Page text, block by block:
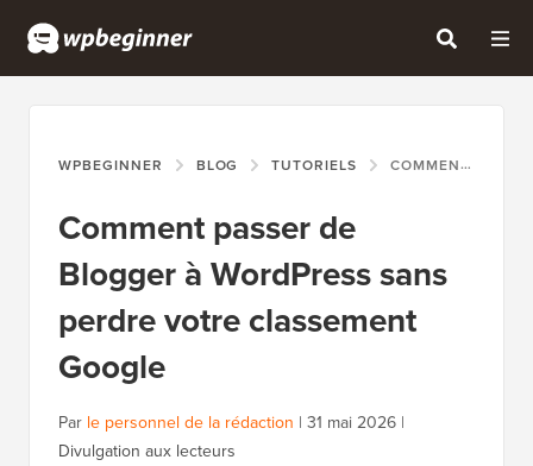
WPBEGINNER BLOG TUTORIELS COMMENT PASSER DE BLOGGER À WORDPRESS SANS PERDRE VOTRE CLASSEMENT GOOGLE
Comment passer de
Blogger à WordPress sans
perdre votre classement
Google
Par le personnel de la rédaction | 31 mai 2026 |
Divulgation aux lecteurs